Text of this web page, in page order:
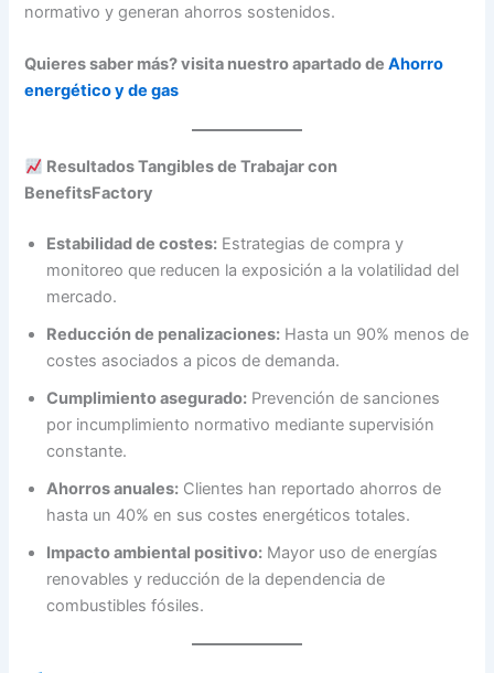
normativo y generan ahorros sostenidos.
Quieres saber más? visita nuestro apartado deAhorro
energético y de gas
Resultados Tangibles de Trabajar con
BenefitsFactory
Estabilidad de costes: Estrategias de compra y
monitoreo que reducen la exposición a la volatilidad del
mercado.
Reducción de penalizaciones: Hasta un 90% menos de
costes asociados a picos de demanda.
Cumplimiento asegurado: Prevención de sanciones
por incumplimiento normativo mediante supervisión
constante.
Ahorros anuales: Clientes han reportado ahorros de
hasta un 40% en sus costes energéticos totales.
Impacto ambiental positivo: Mayor uso de energías
renovables y reducción de la dependencia de
combustibles fósiles.